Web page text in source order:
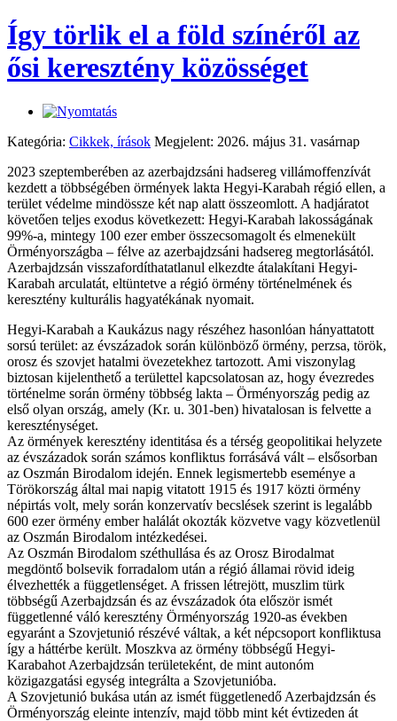
Így törlik el a föld színéről az
ősi keresztény közösséget
Kategória: Cikkek, írások Megjelent: 2026. május 31. vasárnap
2023 szeptemberében az azerbajdzsáni hadsereg villámoffenzívát
kezdett a többségében örmények lakta Hegyi-Karabah régió ellen, a
terület védelme mindössze két nap alatt összeomlott. A hadjáratot
követően teljes exodus következett: Hegyi-Karabah lakosságának
99%-a, mintegy 100 ezer ember összecsomagolt és elmenekült
Örményországba – félve az azerbajdzsáni hadsereg megtorlásától.
Azerbajdzsán visszafordíthatatlanul elkezdte átalakítani Hegyi-
Karabah arculatát, eltüntetve a régió örmény történelmének és
keresztény kulturális hagyatékának nyomait.
Hegyi-Karabah a Kaukázus nagy részéhez hasonlóan hányattatott
sorsú terület: az évszázadok során különböző örmény, perzsa, török,
orosz és szovjet hatalmi övezetekhez tartozott. Ami viszonylag
biztosan kijelenthető a területtel kapcsolatosan az, hogy évezredes
történelme során örmény többség lakta – Örményország pedig az
első olyan ország, amely (Kr. u. 301-ben) hivatalosan is felvette a
kereszténységet.
Az örmények keresztény identitása és a térség geopolitikai helyzete
az évszázadok során számos konfliktus forrásává vált – elsősorban
az Oszmán Birodalom idején. Ennek legismertebb eseménye a
Törökország által mai napig vitatott 1915 és 1917 közti örmény
népirtás volt, mely során konzervatív becslések szerint is legalább
600 ezer örmény ember halálát okozták közvetve vagy közvetlenül
az Oszmán Birodalom intézkedései.
Az Oszmán Birodalom széthullása és az Orosz Birodalmat
megdöntő bolsevik forradalom után a régió államai rövid ideig
élvezhették a függetlenséget. A frissen létrejött, muszlim türk
többségű Azerbajdzsán és az évszázadok óta először ismét
függetlenné váló keresztény Örményország 1920-as években
egyaránt a Szovjetunió részévé váltak, a két népcsoport konfliktusa
így a háttérbe került. Moszkva az örmény többségű Hegyi-
Karabahot Azerbajdzsán területeként, de mint autonóm
közigazgatási egység integrálta a Szovjetunióba.
A Szovjetunió bukása után az ismét függetlenedő Azerbajdzsán és
Örményország eleinte intenzív, majd több mint két évtizeden át